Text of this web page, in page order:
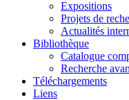
Expositions
Projets de
Actualités
Bibliothèque
Catalogue
Recherche
Téléchargements
Liens